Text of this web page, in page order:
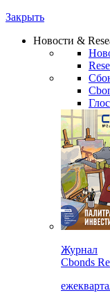
Закрыть
Новости &
Журнал
Cbonds